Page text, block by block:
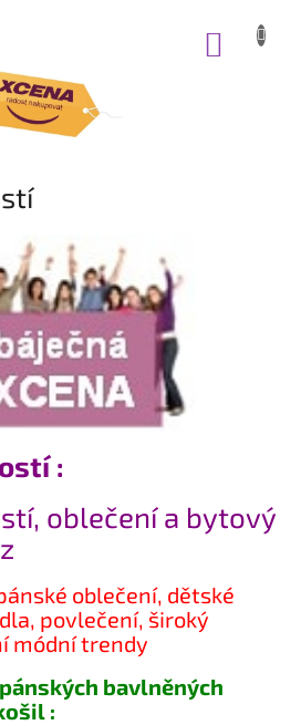
:
oblečení a bytový
oblečení, dětské
povlečení, široký
módní trendy
bavlněných
: